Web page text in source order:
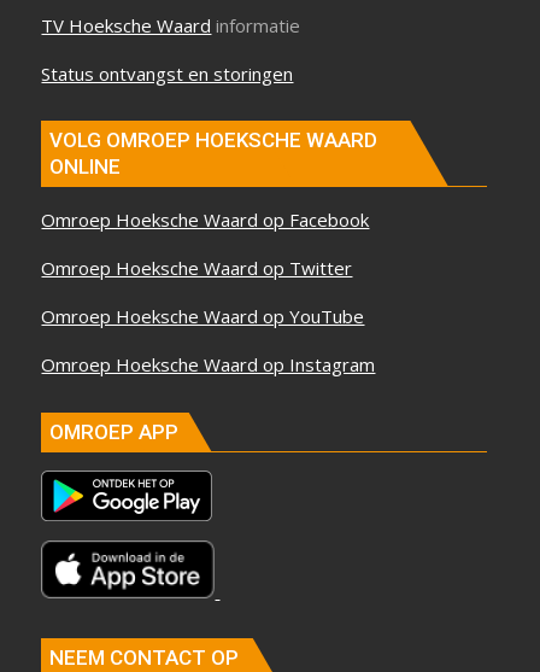
TV Hoeksche Waard informatie
Status ontvangst en storingen
VOLG OMROEP HOEKSCHE WAARD
ONLINE
Omroep Hoeksche Waard op Facebook
Omroep Hoeksche Waard op Twitter
Omroep Hoeksche Waard op YouTube
Omroep Hoeksche Waard op Instagram
OMROEP APP
NEEM CONTACT OP